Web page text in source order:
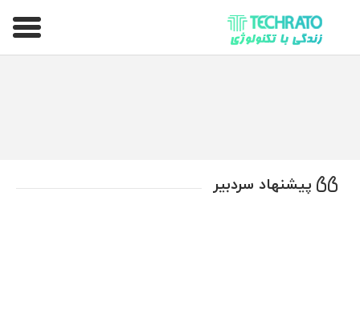
تکراتو – زندگی با تکنولوژی
پیشنهاد سردبیر